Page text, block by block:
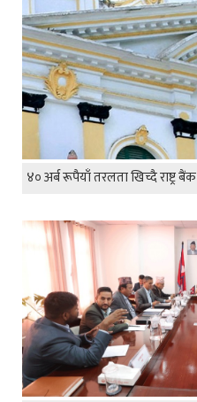
४० अर्ब रूपैयाँ तरलता खिच्दै राष्ट्र बैंक